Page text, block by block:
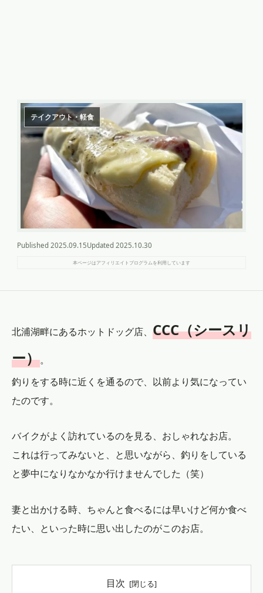
テイクアウト・軽食
Published 2025.09.15Updated 2025.10.30
本ページはアフィリエイトプログラムを利用しています
北浦湖畔にあるホットドッグ店、 CCC（シースリ
ー）。
釣りをする時に近くを通るので、以前より気になってい
たのです。
バイクがよく訪れているのを見る、おしゃれなお店。
これは行ってみないと、と思いながら、釣りをしている
と夢中になりなかなか行けませんでした（笑）
妻と出かける時、ちゃんと食べるには早いけど何か食べ
たい、といった時に思い出したのがこのお店。
目次